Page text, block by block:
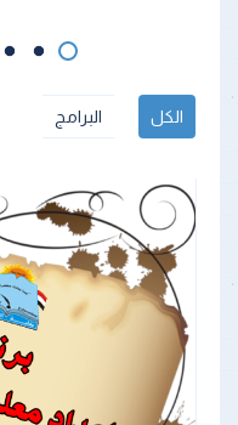
الكل البرامج